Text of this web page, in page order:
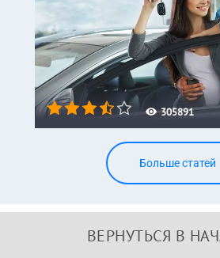
305891
Больше статей
ВЕРНУТЬСЯ В